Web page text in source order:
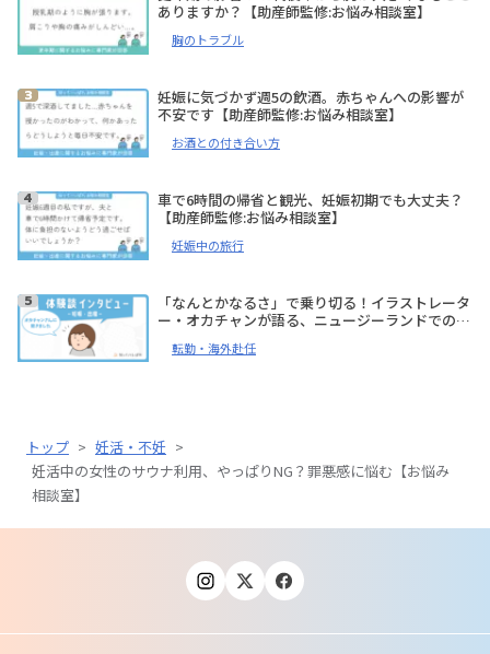
ありますか？【助産師監修:お悩み相談室】
胸のトラブル
妊娠に気づかず週5の飲酒。赤ちゃんへの影響が
不安です【助産師監修:お悩み相談室】
お酒との付き合い方
車で6時間の帰省と観光、妊娠初期でも大丈夫？
【助産師監修:お悩み相談室】
妊娠中の旅行
「なんとかなるさ」で乗り切る！イラストレータ
ー・オカチャンが語る、ニュージーランドでの妊
転勤・海外赴任
トップ > 妊活・不妊 >
妊活中の女性のサウナ利用、やっぱりNG？罪悪感に悩む【お悩み
相談室】